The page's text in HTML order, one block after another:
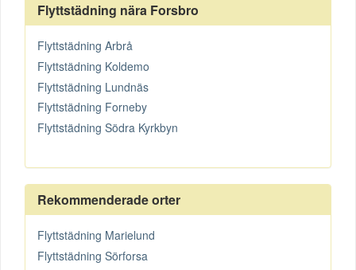
Flyttstädning nära Forsbro
Flyttstädning Arbrå
Flyttstädning Koldemo
Flyttstädning Lundnäs
Flyttstädning Forneby
Flyttstädning Södra Kyrkbyn
Rekommenderade orter
Flyttstädning Marielund
Flyttstädning Sörforsa